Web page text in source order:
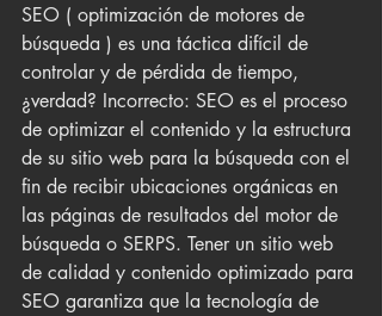
SEO ( optimización de motores de
búsqueda ) es una táctica difícil de
controlar y de pérdida de tiempo,
¿verdad? Incorrecto: SEO es el proceso
de optimizar el contenido y la estructura
de su sitio web para la búsqueda con el
fin de recibir ubicaciones orgánicas en
las páginas de resultados del motor de
búsqueda o SERPS. Tener un sitio web
de calidad y contenido optimizado para
SEO garantiza que la tecnología de